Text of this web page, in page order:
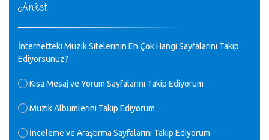
♪
30 yıl sonra karşılaşmak çok güzel Kurtuluş, teveccüh
M.Semih Baylan - 08.01.2023
♪
Değerli Müfit hocama en içten sevgi saygılarımı iletin
yaptım.1994 yılında derginin bu daldaki ödülüne layık
görülmüştüm evde yıllar sonra plaketi buldum hadi bir
de verdiği ödülü değerli hocam arşivinde fotoğraf larımız ile
Anket
İnternetteki Müzik Sitelerinin En Çok Hangi Sayfalarını Takip
Ediyorsunuz?
Kısa Mesaj ve Yorum Sayfalarını Takip Ediyorum
Müzik Albümlerini Takip Ediyorum
İnceleme ve Araştırma Sayfalarını Takip Ediyorum